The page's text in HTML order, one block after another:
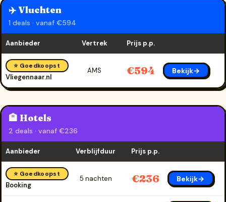
✈️ Vluchten
1 deals · vanaf €594
Aanbieder Vertrek Prijs p.p.
⭐ Goedkoopst
Vliegennaar.nl
AMS €594 Bekijk→
🏨 Hotels
2 deals · vanaf €236
Aanbieder Verblijfduur Prijs p.p.
⭐ Goedkoopst
Booking
5 nachten €236 Bekijk→